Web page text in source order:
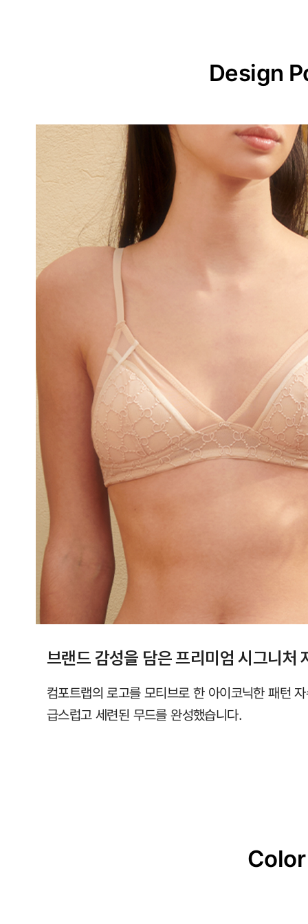
Design
브랜드 감성을 담은 프리미엄 시그니처
컴포트랩의 로고를 모티브로 한 아이코닉한 패턴
급스럽고 세련된 무드를 완성했습니다.
Color